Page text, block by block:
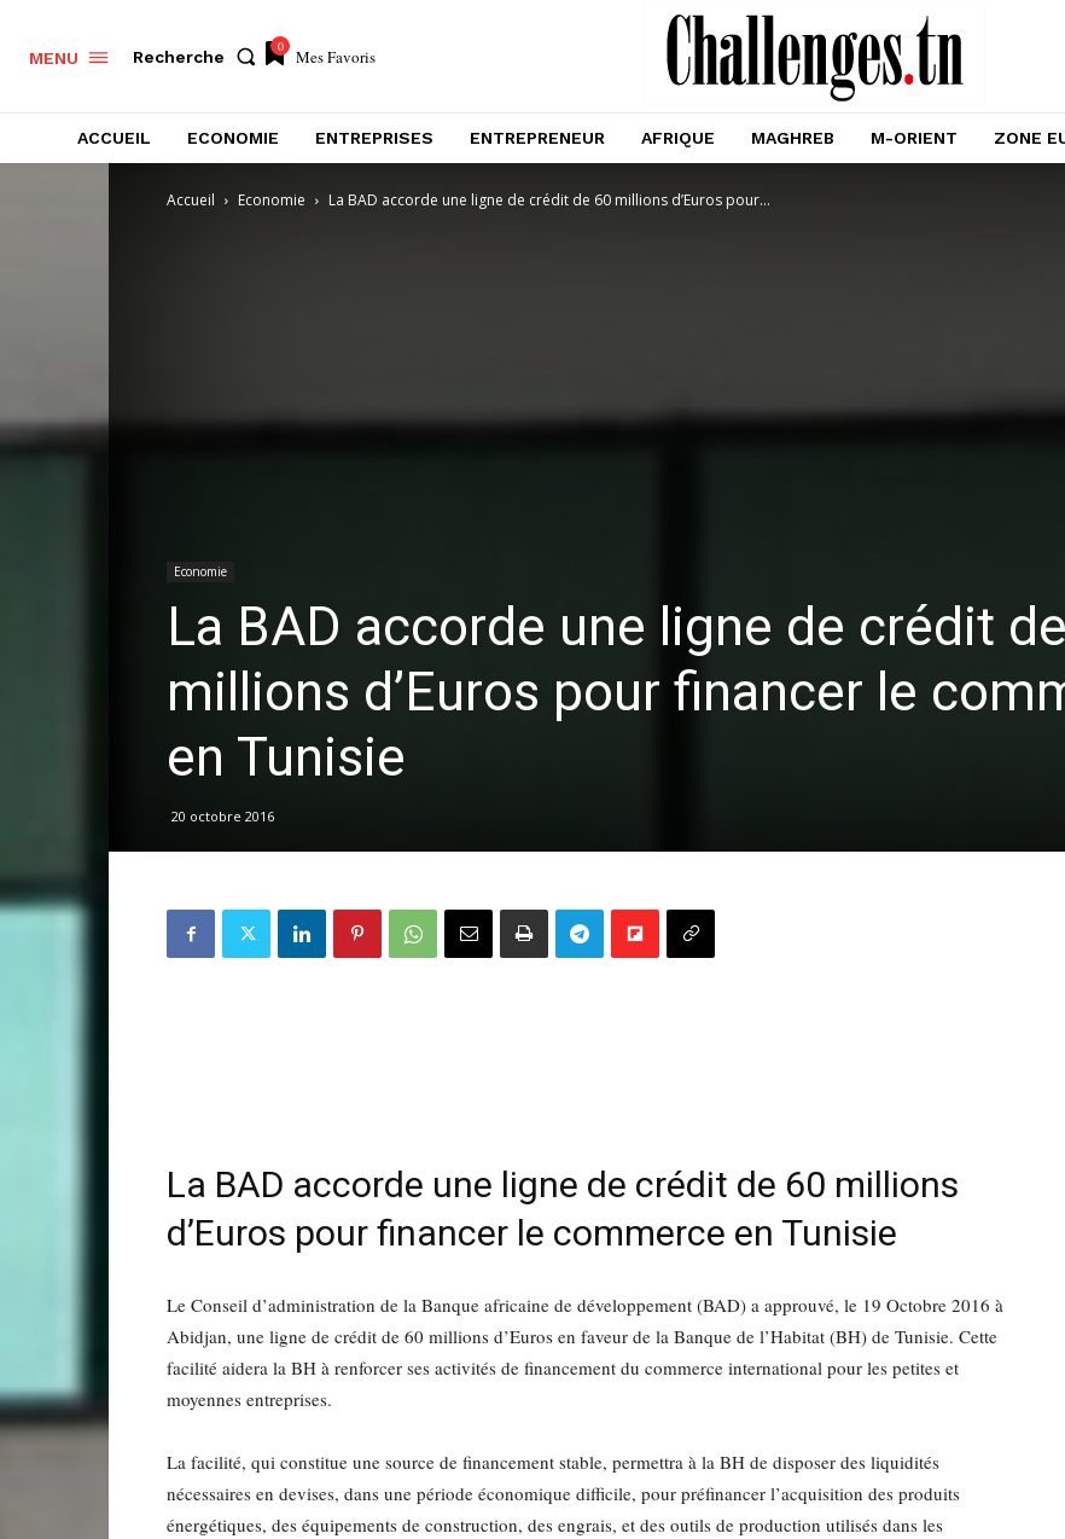
MENU Recherche
0 Mes Favoris
ACCUEIL ECONOMIE ENTREPRISES ENTREPRENEUR AFRIQUE MAGHREB M-ORIENT ZONE
Accueil Economie La BAD accorde une ligne de crédit de 60 millions d’Euros pour...
Economie
La BAD accorde une ligne de crédit
millions d’Euros pour financer le
en Tunisie
20 octobre 2016
La BAD accorde une ligne de crédit de 60 millions
d’Euros pour financer le commerce en Tunisie
Le Conseil d’administration de la Banque africaine de développement (BAD) a approuvé, le 19 Octobre 2016 à
Abidjan, une ligne de crédit de 60 millions d’Euros en faveur de la Banque de l’Habitat (BH) de Tunisie. Cette
facilité aidera la BH à renforcer ses activités de financement du commerce international pour les petites et
moyennes entreprises.
La facilité, qui constitue une source de financement stable, permettra à la BH de disposer des liquidités
nécessaires en devises, dans une période économique difficile, pour préfinancer l’acquisition des produits
énergétiques, des équipements de construction, des engrais, et des outils de production utilisés dans les